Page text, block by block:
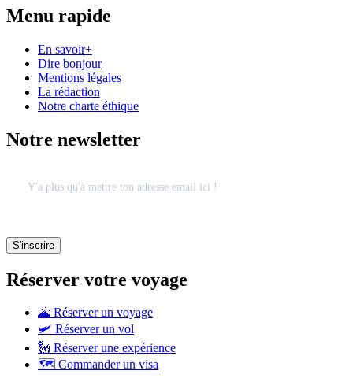
Menu rapide
En savoir+
Dire bonjour
Mentions légales
La rédaction
Notre charte éthique
Notre newsletter
Réserver votre voyage
🌋 Réserver un voyage
🛩 Réserver un vol
🗽 Réserver une expérience
🗺 Commander un visa